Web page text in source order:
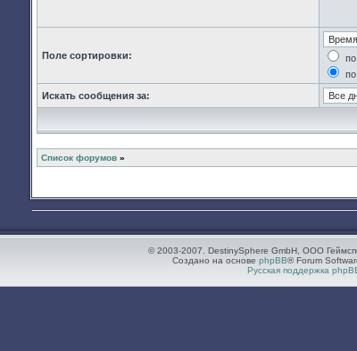
Поле сортировки:
Искать сообщения за:
Список форумов »
© 2003-2007. DestinySphere GmbH, ООО
Создано на основе phpBB® Forum
Русская поддержка